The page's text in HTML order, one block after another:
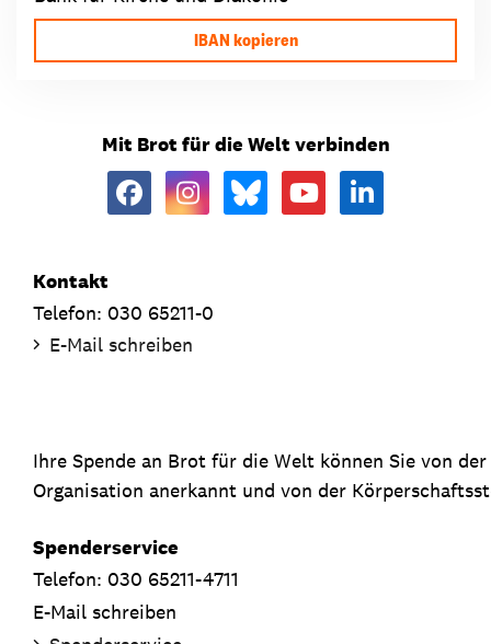
IBAN kopieren
Mit Brot für die Welt verbinden
Kontakt
Telefon: 030 65211-0
E-Mail schreiben
Ihre Spende an Brot für die Welt können Sie von
Organisation anerkannt und von der
Spenderservice
Telefon: 030 65211-4711
E-Mail schreiben